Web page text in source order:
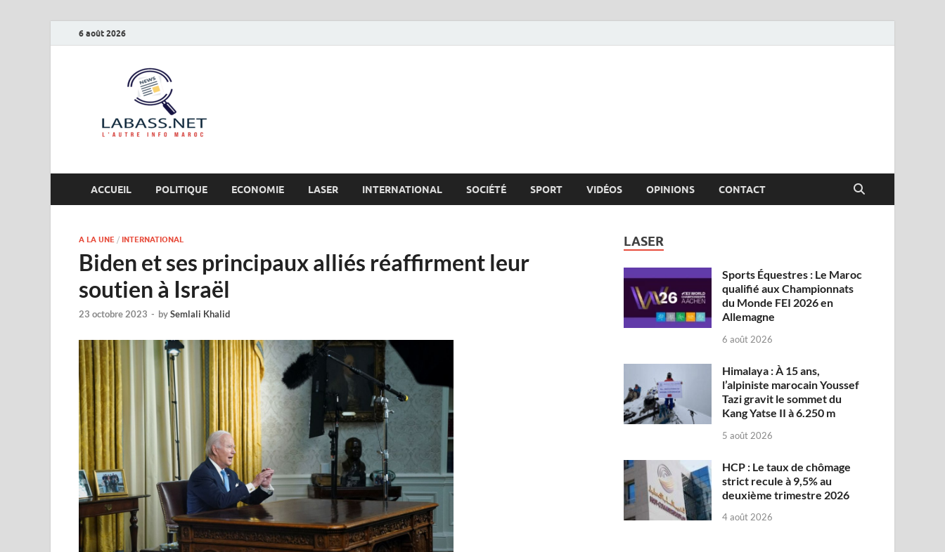
6 août 2026
ACCUEIL POLITIQUE ECONOMIE LASER INTERNATIONAL SOCIÉTÉ SPORT VIDÉOS OPINIONS CONTACT
A LA UNE / INTERNATIONAL
Biden et ses principaux alliés réaffirment leur
soutien à Israël
23 octobre 2023 - bySemlali Khalid
LASER
Sports Équestres : Le Maroc
qualifié aux Championnats
du Monde FEI 2026 en
Allemagne
6 août 2026
Himalaya : À 15 ans,
l’alpiniste marocain Youssef
Tazi gravit le sommet du
Kang Yatse II à 6.250 m
5 août 2026
HCP : Le taux de chômage
strict recule à 9,5% au
deuxième trimestre 2026
4 août 2026